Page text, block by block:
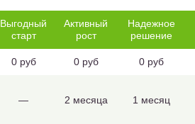
Выгодный
старт
Активный
рост
Надежное
решение
0 руб 0 руб 0 руб
— 2 месяца 1 месяц